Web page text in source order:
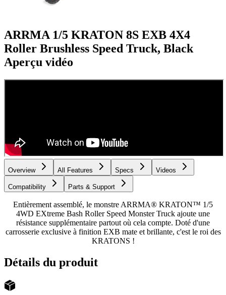
ARRMA 1/5 KRATON 8S EXB 4X4
Roller Brushless Speed Truck, Black
Aperçu vidéo
Overview All Features Specs Videos
Compatibility Parts & Support
Entièrement assemblé, le monstre ARRMA® KRATON™ 1/5
4WD EXtreme Bash Roller Speed Monster Truck ajoute une
résistance supplémentaire partout où cela compte. Doté d'une
carrosserie exclusive à finition EXB mate et brillante, c'est le roi des
KRATONS !
Détails du produit